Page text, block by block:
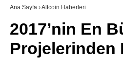
SÖZLÜK
Ana Sayfa ›Altcoin Haberleri
2017’nin En
Projelerinden